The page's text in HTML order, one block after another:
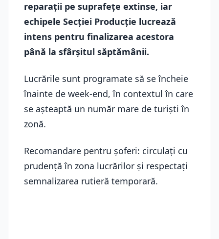
reparații pe suprafețe extinse, iar
echipele Secției Producție lucrează
intens pentru finalizarea acestora
până la sfârșitul săptămânii.
Lucrările sunt programate să se încheie
înainte de week-end, în contextul în care
se așteaptă un număr mare de turiști în
zonă.
Recomandare pentru șoferi: circulați cu
prudență în zona lucrărilor și respectați
semnalizarea rutieră temporară.